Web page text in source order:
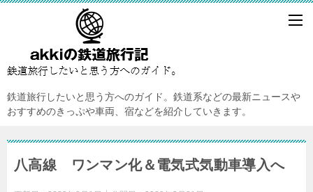
鉄道旅行したいと思う方へのガイド。鉄道系などの最新ニュースや
おすすめのきっぷや車両、宿などを紹介していきます。
八高線 ワンマン化＆電気式気動車導入へ